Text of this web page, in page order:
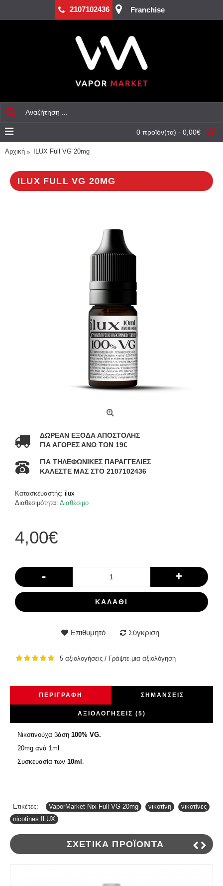
2107102436 Franchise
0 προϊόν(τα) - 0,00€
Αρχική ILUX Full VG 20mg
ILUX FULL VG 20MG
ΔΩΡΕΑΝ ΕΞΟΔΑ ΑΠΟΣΤΟΛΗΣ
ΓΙΑ ΑΓΟΡΕΣ ΑΝΩ ΤΩΝ 19€
ΓΙΑ ΤΗΛΕΦΩΝΙΚΕΣ ΠΑΡΑΓΓΕΛΙΕΣ
ΚΑΛΕΣΤΕ ΜΑΣ ΣΤΟ 2107102436
Κατασκευαστής: ilux
Διαθεσιμότητα: Διαθέσιμο
4,00€
- +
ΚΑΛΆΘΙ
Επιθυμητό Σύγκριση
5 αξιολογήσεις / Γράψτε μια αξιολόγηση
ΠΕΡΙΓΡΑΦΉ ΣΗΜΆΝΣΕΙΣ
ΑΞΙΟΛΟΓΉΣΕΙΣ (5)
Νικοτινούχα βάση 100% VG.
20mg ανά 1ml.
Συσκευασία των 10ml .
Ετικέτες: VaporMarket Nix Full VG 20mg νικοτίνη νικοτίνες
nicotines ILUX
ΣΧΕΤΙΚΆ ΠΡΟΪΌΝΤΑ